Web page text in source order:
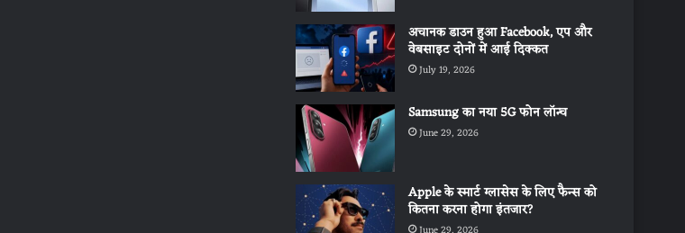
अचानक डाउन हुआ Facebook, एप और
वेबसाइट दोनों में आई दिक्कत
July 19, 2026
Samsung का नया 5G फोन लॉन्च
June 29, 2026
Apple के स्मार्ट ग्लासेस के लिए फैन्स को
कितना करना होगा इंतजार?